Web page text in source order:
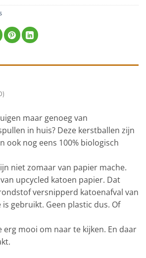
maar genoeg van
in huis? Deze kerstballen zijn
ook nog eens 100% biologisch
niet zomaar van papier mache.
upcycled katoen papier. Dat
versnipperd katoenafval van
gebruikt. Geen plastic dus. Of
erg mooi om naar te kijken. En daar